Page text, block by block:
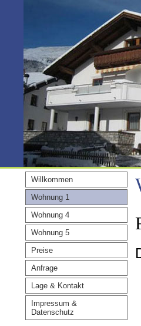
Willkommen
Wohnung 1
Wohnung 4
Wohnung 5
Preise
Anfrage
Lage & Kontakt
Impressum &
Datenschutz